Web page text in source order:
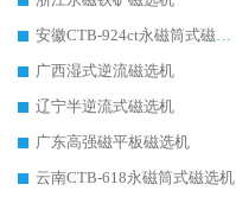
安徽CTB-924ct永磁筒式磁选机
广西湿式逆流磁选机
辽宁半逆流式磁选机
广东高强磁平板磁选机
云南CTB-618永磁筒式磁选机